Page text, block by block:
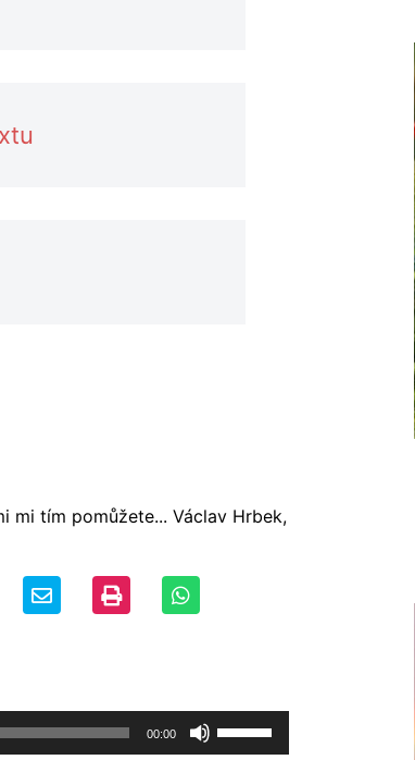
mi tím pomůžete... Václav Hrbek,
00:00
šipek